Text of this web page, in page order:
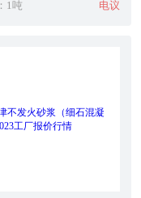
1吨 电议